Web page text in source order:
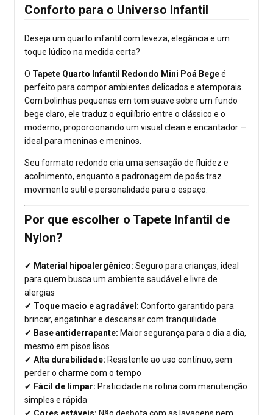
Conforto para o Universo Infantil
Deseja um quarto infantil com leveza, elegância e um
toque lúdico na medida certa?
O Tapete Quarto Infantil Redondo Mini Poá Begeé
perfeito para compor ambientes delicados e atemporais.
Com bolinhas pequenas em tom suave sobre um fundo
bege claro, ele traduz o equilíbrio entre o clássico e o
moderno, proporcionando um visual clean e encantador —
ideal para meninas e meninos.
Seu formato redondo cria uma sensação de fluidez e
acolhimento, enquanto a padronagem de poás traz
movimento sutil e personalidade para o espaço.
Por que escolher o Tapete Infantil de
Nylon?
✔ Material hipoalergênico: Seguro para crianças, ideal
para quem busca um ambiente saudável e livre de
alergias
✔ Toque macio e agradável: Conforto garantido para
brincar, engatinhar e descansar com tranquilidade
✔ Base antiderrapante: Maior segurança para o dia a dia,
mesmo em pisos lisos
✔ Alta durabilidade: Resistente ao uso contínuo, sem
perder o charme com o tempo
✔ Fácil de limpar: Praticidade na rotina com manutenção
simples e rápida